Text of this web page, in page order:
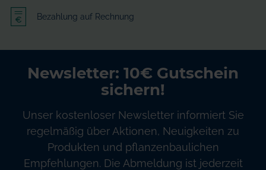
Bezahlung auf Rechnung
Newsletter: 10€ Gutschein
sichern!
Unser kostenloser Newsletter informiert Sie
regelmäßig über Aktionen, Neuigkeiten zu
Produkten und pflanzenbaulichen
Empfehlungen. Die Abmeldung ist jederzeit